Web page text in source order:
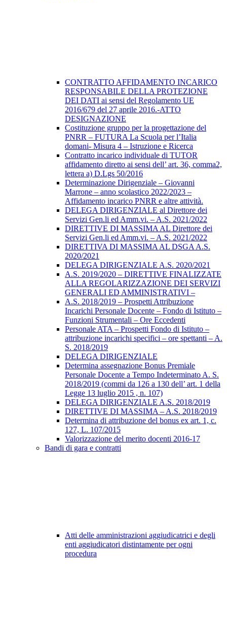
CONTRATTO AFFIDAMENTO INCARICO
RESPONSABILE DELLA PROTEZIONE
DEI DATI ai sensi del Regolamento UE
2016/679 del 27 aprile 2016.-ATTO
DESIGNAZIONE
Costituzione gruppo per la progettazione del
PNRR – FUTURA La Scuola per l’Italia
domani- Misura 4 – Istruzione e Ricerca
Contratto incarico individuale di TUTOR
affidamento diretto ai sensi dell’ art. 36, comma2,
lettera a) D.Lgs 50/2016
Determinazione Dirigenziale – Giovanni
Marrone – anno scolastico 2022/2023 –
Affidamento incarico PNRR e altre attività.
DELEGA DIRIGENZIALE al Direttore dei
Servizi Gen.li ed Amm.vi. – A.S. 2021/2022
DIRETTIVE DI MASSIMA AL Direttore dei
Servizi Gen.li ed Amm.vi. – A.S. 2021/2022
DIRETTIVA DI MASSIMA AL DSGA A.S.
2020/2021
DELEGA DIRIGENZIALE A.S. 2020/2021
A.S. 2019/2020 – DIRETTIVE FINALIZZATE
ALLA REGOLARIZZAZIONE DEI SERVIZI
GENERALI ED AMMINISTRATIVI –
A.S. 2018/2019 – Prospetti Attribuzione
Incarichi Personale Docente – Fondo di Istituto –
Funzioni Strumentali – Ore Eccedenti
Personale ATA – Prospetti Fondo di Istituto –
attribuzione incarichi specifici – ore spettanti – A.
S. 2018/2019
DELEGA DIRIGENZIALE
Determina assegnazione Bonus Premiale
Personale Docente a Tempo Indeterminato A. S.
2018/2019 (commi da 126 a 130 dell’ art. 1 della
Legge 13 luglio 2015 , n. 107)
DELEGA DIRIGENZIALE A.S. 2018/2019
DIRETTIVE DI MASSIMA – A.S. 2018/2019
Determina di attribuzione del bonus ex art. 1, c.
127, L. 107/2015
Valorizzazione del merito docenti 2016-17
Bandi di gara e contratti
Atti delle amministrazioni aggiudicatrici e degli
enti aggiudicatori distintamente per ogni
procedura